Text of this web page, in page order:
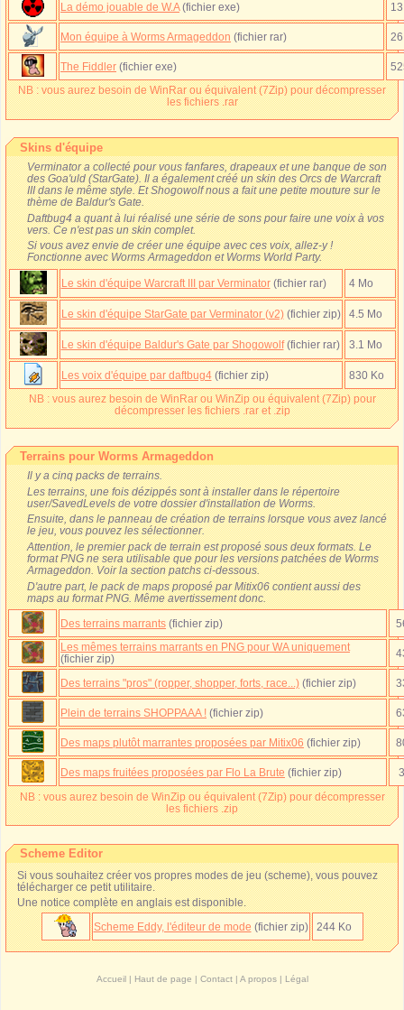
La démo jouable de W.A(fichier exe)
Mon équipe à Worms Armageddon (fichier rar)
The Fiddler (fichier exe)
NB : vous aurez besoin de WinRar ou équivalent (7Zip) pour décompresser
les fichiers .rar
Skins d'équipe
Verminator a collecté pour vous fanfares, drapeaux et une banque de son
des Goa'uld (StarGate). Il a également créé un skin des Orcs de Warcraft
III dans le même style. Et Shogowolf nous a fait une petite mouture sur le
thème de Baldur's Gate.
Daftbug4 a quant à lui réalisé une série de sons pour faire une voix à vos
vers. Ce n'est pas un skin complet.
Si vous avez envie de créer une équipe avec ces voix, allez-y !
Fonctionne avec Worms Armageddon et Worms World Party.
Le skin d'équipe Warcraft III par Verminator(fichier rar) 4 Mo
Le skin d'équipe StarGate par Verminator (v2)(fichier zip) 4.5 Mo
Le skin d'équipe Baldur's Gate par Shogowolf(fichier rar) 3.1 Mo
Les voix d'équipe par daftbug4(fichier zip) 830 Ko
NB : vous aurez besoin de WinRar ou WinZip ou équivalent (7Zip) pour
décompresser les fichiers .rar et .zip
Terrains pour Worms Armageddon
Il y a cinq packs de terrains.
Les terrains, une fois dézippés sont à installer dans le répertoire
user/SavedLevels de votre dossier d'installation de Worms.
Ensuite, dans le panneau de création de terrains lorsque vous avez lancé
le jeu, vous pouvez les sélectionner.
Attention, le premier pack de terrain est proposé sous deux formats. Le
format PNG ne sera utilisable que pour les versions patchées de Worms
Armageddon. Voir la section patchs ci-dessous.
D'autre part, le pack de maps proposé par Mitix06 contient aussi des
maps au format PNG. Même avertissement donc.
Des terrains marrants (fichier zip)
Les mêmes terrains marrants en PNG pour WAuniquement
(fichier zip)
Des terrains "pros" (ropper, shopper, forts, race...) (fichier zip)
Plein de terrains SHOPPAAA ! (fichier zip)
Des maps plutôt marrantes proposées par Mitix06 (fichier zip)
Des maps fruitées proposées par Flo La Brute (fichier zip)
NB : vous aurez besoin de WinZip ou équivalent (7Zip) pour décompresser
les fichiers .zip
Scheme Editor
Si vous souhaitez créer vos propres modes de jeu (scheme), vous pouvez
télécharger ce petit utilitaire.
Une notice complète en anglais est disponible.
Scheme Eddy, l'éditeur de mode (fichier zip) 244 Ko
Accueil Haut de page Contact| A propos| Légal